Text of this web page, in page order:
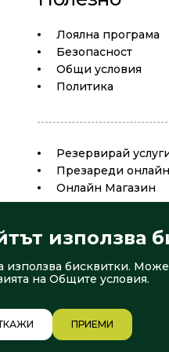
Лоялна програма
Безопасност
Общи условия
Политика
Резервирай
Презареди онлайн
Oнлайн Магазин
използва
използва бисквитки.
на Общите условия.
ПРИЕМИ